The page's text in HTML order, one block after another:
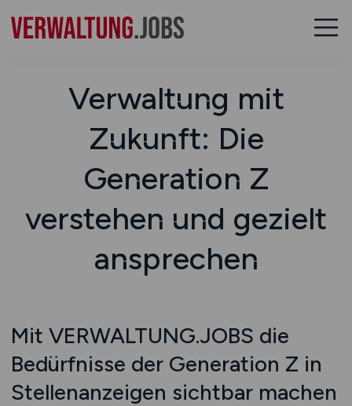
Verwaltung mit
Zukunft: Die
Generation Z
verstehen und gezielt
ansprechen
Mit VERWALTUNG.JOBS die
Bedürfnisse der Generation Z in
Stellenanzeigen sichtbar machen